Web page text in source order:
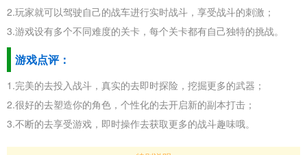
2.玩家就可以驾驶自己的战车进行实时战斗，享受战斗的刺激；
3.游戏设有多个不同难度的关卡，每个关卡都有自己独特的挑战。
游戏点评：
1.完美的去投入战斗，真实的去即时探险，挖掘更多的武器；
2.很好的去塑造你的角色，个性化的去开启新的副本打击；
3.不断的去享受游戏，即时操作去获取更多的战斗趣味哦。